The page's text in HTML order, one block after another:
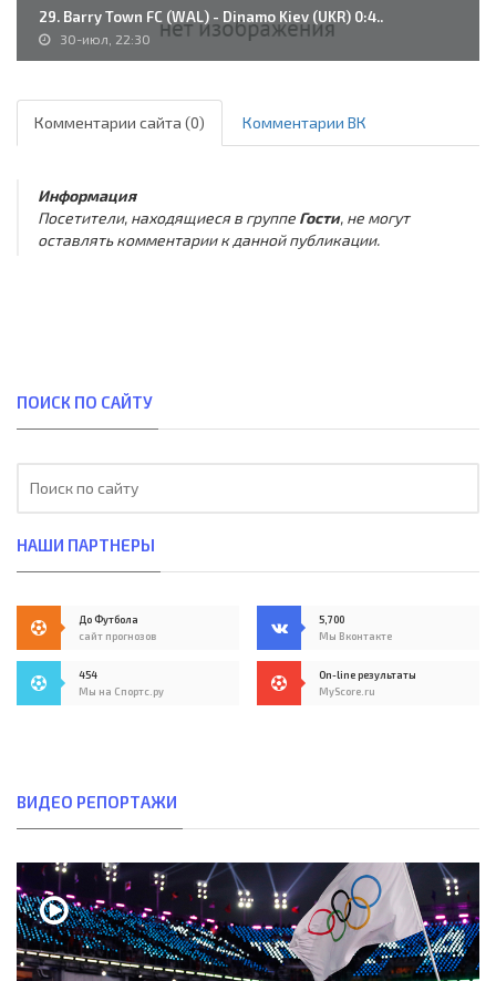
29. Barry Town FC (WAL) - Dinamo Kiev (UKR) 0:4..
30-июл, 22:30
Комментарии сайта (0) Комментарии ВК
Информация
Посетители, находящиеся в группе Гости, не могут
оставлять комментарии к данной публикации.
ПОИСК ПО САЙТУ
НАШИ ПАРТНЕРЫ
До Футбола
сайт прогнозов
5,700
Мы Вконтакте
454
Мы на Спортс.ру
On-line результаты
MyScore.ru
ВИДЕО РЕПОРТАЖИ